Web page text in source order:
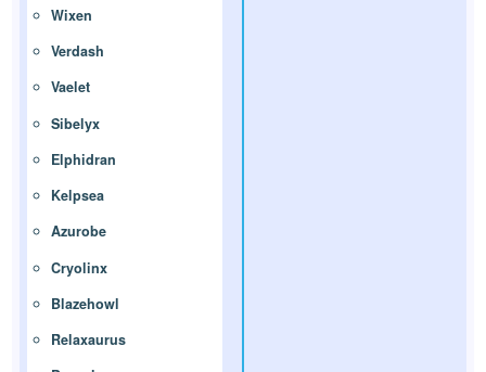
Wixen
Verdash
Vaelet
Sibelyx
Elphidran
Kelpsea
Azurobe
Cryolinx
Blazehowl
Relaxaurus